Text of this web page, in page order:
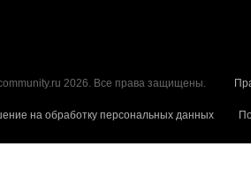
2026. Все права защищены.
на обработку персональных данных